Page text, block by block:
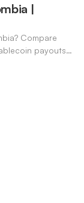
|
Compare
payouts.